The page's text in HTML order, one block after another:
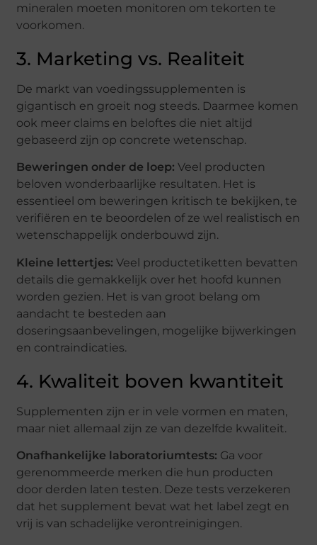
mineralen moeten monitoren om tekorten te
voorkomen.
3. Marketing vs. Realiteit
De markt van voedingssupplementen is
gigantisch en groeit nog steeds. Daarmee komen
ook meer claims en beloftes die niet altijd
gebaseerd zijn op concrete wetenschap.
Beweringen onder de loep: Veel producten
beloven wonderbaarlijke resultaten. Het is
essentieel om beweringen kritisch te bekijken, te
verifiëren en te beoordelen of ze wel realistisch en
wetenschappelijk onderbouwd zijn.
Kleine lettertjes: Veel productetiketten bevatten
details die gemakkelijk over het hoofd kunnen
worden gezien. Het is van groot belang om
aandacht te besteden aan
doseringsaanbevelingen, mogelijke bijwerkingen
en contraindicaties.
4. Kwaliteit boven kwantiteit
Supplementen zijn er in vele vormen en maten,
maar niet allemaal zijn ze van dezelfde kwaliteit.
Onafhankelijke laboratoriumtests: Ga voor
gerenommeerde merken die hun producten
door derden laten testen. Deze tests verzekeren
dat het supplement bevat wat het label zegt en
vrij is van schadelijke verontreinigingen.